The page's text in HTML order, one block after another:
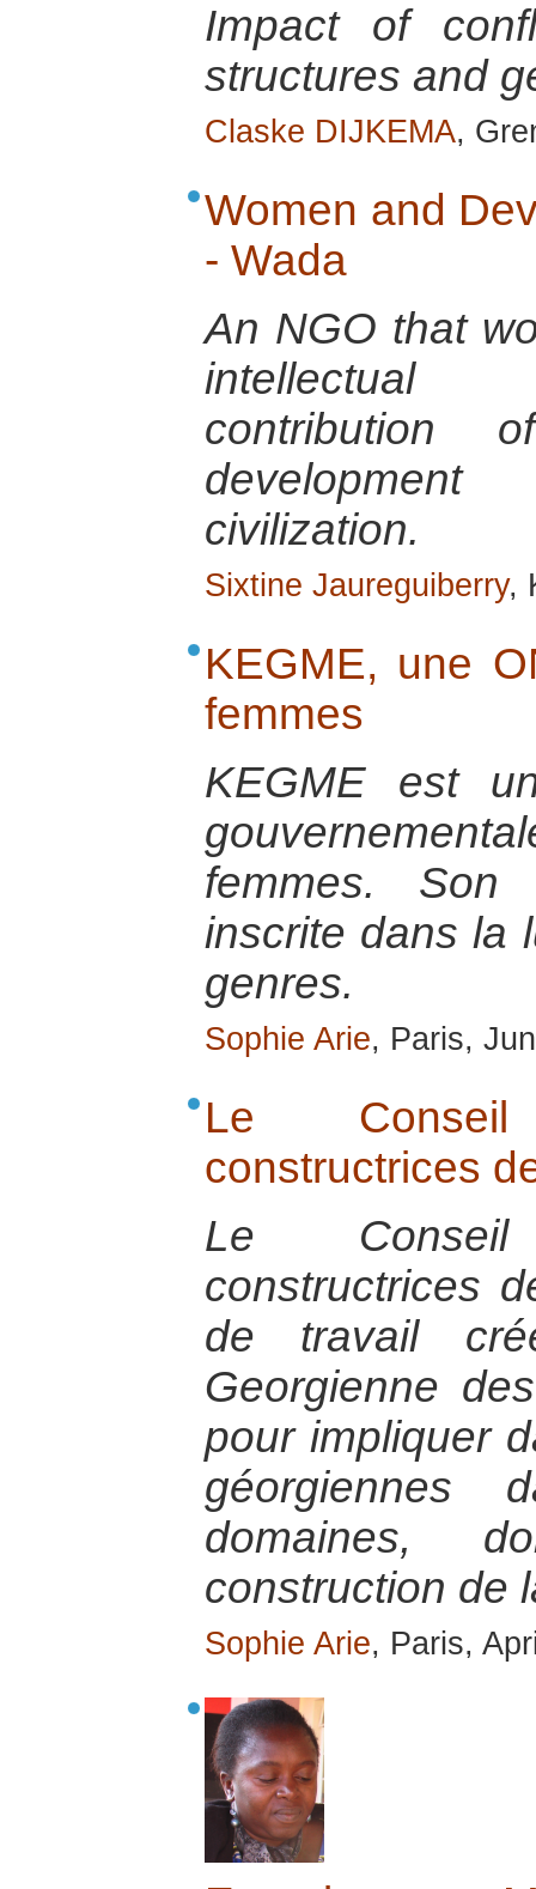
Impact of
structures and
Claske DIJKEMA,
Women and
- Wada
An NGO that
intellectual
contribution
civilization.
Sixtine Jaureguiberry,
KEGME, une
femmes
KEGME est
femmes. Son
inscrite dans la
genres.
Sophie Arie, Paris,
Le
constructrices
Le
constructrices
de travail
Georgienne
pour impliquer
géorgiennes
domaines,
construction de
Sophie Arie, Paris,